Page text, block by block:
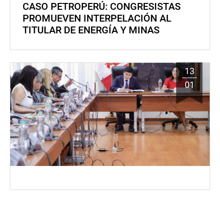
CASO PETROPERÚ: CONGRESISTAS
PROMUEVEN INTERPELACIÓN AL
TITULAR DE ENERGÍA Y MINAS
13
01